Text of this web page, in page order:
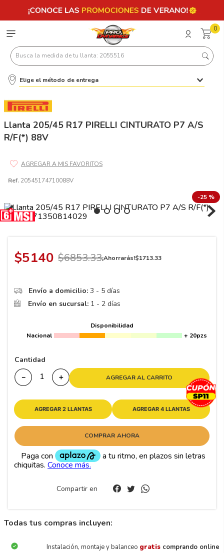
0
Busca la medida de tu llanta: 2055516
Elige el método de entrega
Llanta 205/45 R17 PIRELLI CINTURATO P7 A/S
R/F(*) 88V
Ref. 20545174710088V
-25 %
$5140 $6853.33¡Ahorrarás!$1713.33
Envío a domicilio: 3 - 5 días
Envío en sucursal: 1 - 2 días
Disponibilidad
Nacional
+ 20pzs
Cantidad
＋
－ AGREGAR AL CARRITO
AGREGAR 2 LLANTAS AGREGAR 4 LLANTAS
COMPRAR AHORA
Compartir en
Todas tus compras incluyen:
Instalación, montaje y balanceo gratis comprando online
Términos más buscados
7.245
10.
175